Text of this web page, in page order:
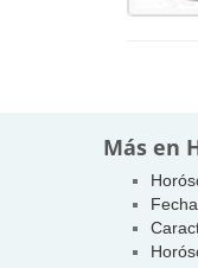
Más en